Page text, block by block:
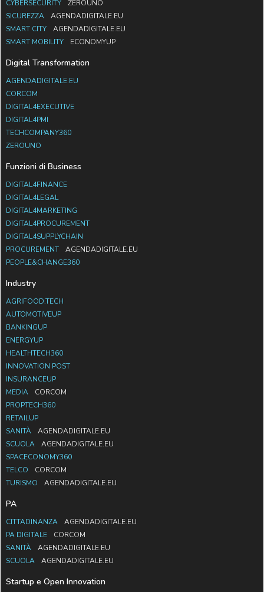
CYBERSECURITY
ZEROUNO
SICUREZZA
AGENDADIGITALE.EU
SMART CITY
AGENDADIGITALE.EU
SMART MOBILITY
ECONOMYUP
Digital Transformation
AGENDADIGITALE.EU
CORCOM
DIGITAL4EXECUTIVE
DIGITAL4PMI
TECHCOMPANY360
ZEROUNO
Funzioni di Business
DIGITAL4FINANCE
DIGITAL4LEGAL
DIGITAL4MARKETING
DIGITAL4PROCUREMENT
DIGITAL4SUPPLYCHAIN
PROCUREMENT
AGENDADIGITALE.EU
PEOPLE&CHANGE360
Industry
AGRIFOOD.TECH
AUTOMOTIVEUP
BANKINGUP
ENERGYUP
HEALTHTECH360
INNOVATION POST
INSURANCEUP
MEDIA
CORCOM
PROPTECH360
RETAILUP
SANITÀ
AGENDADIGITALE.EU
SCUOLA
AGENDADIGITALE.EU
SPACECONOMY360
TELCO
CORCOM
TURISMO
AGENDADIGITALE.EU
PA
CITTADINANZA
AGENDADIGITALE.EU
PA DIGITALE
CORCOM
SANITÀ
AGENDADIGITALE.EU
SCUOLA
AGENDADIGITALE.EU
Startup e Open Innovation